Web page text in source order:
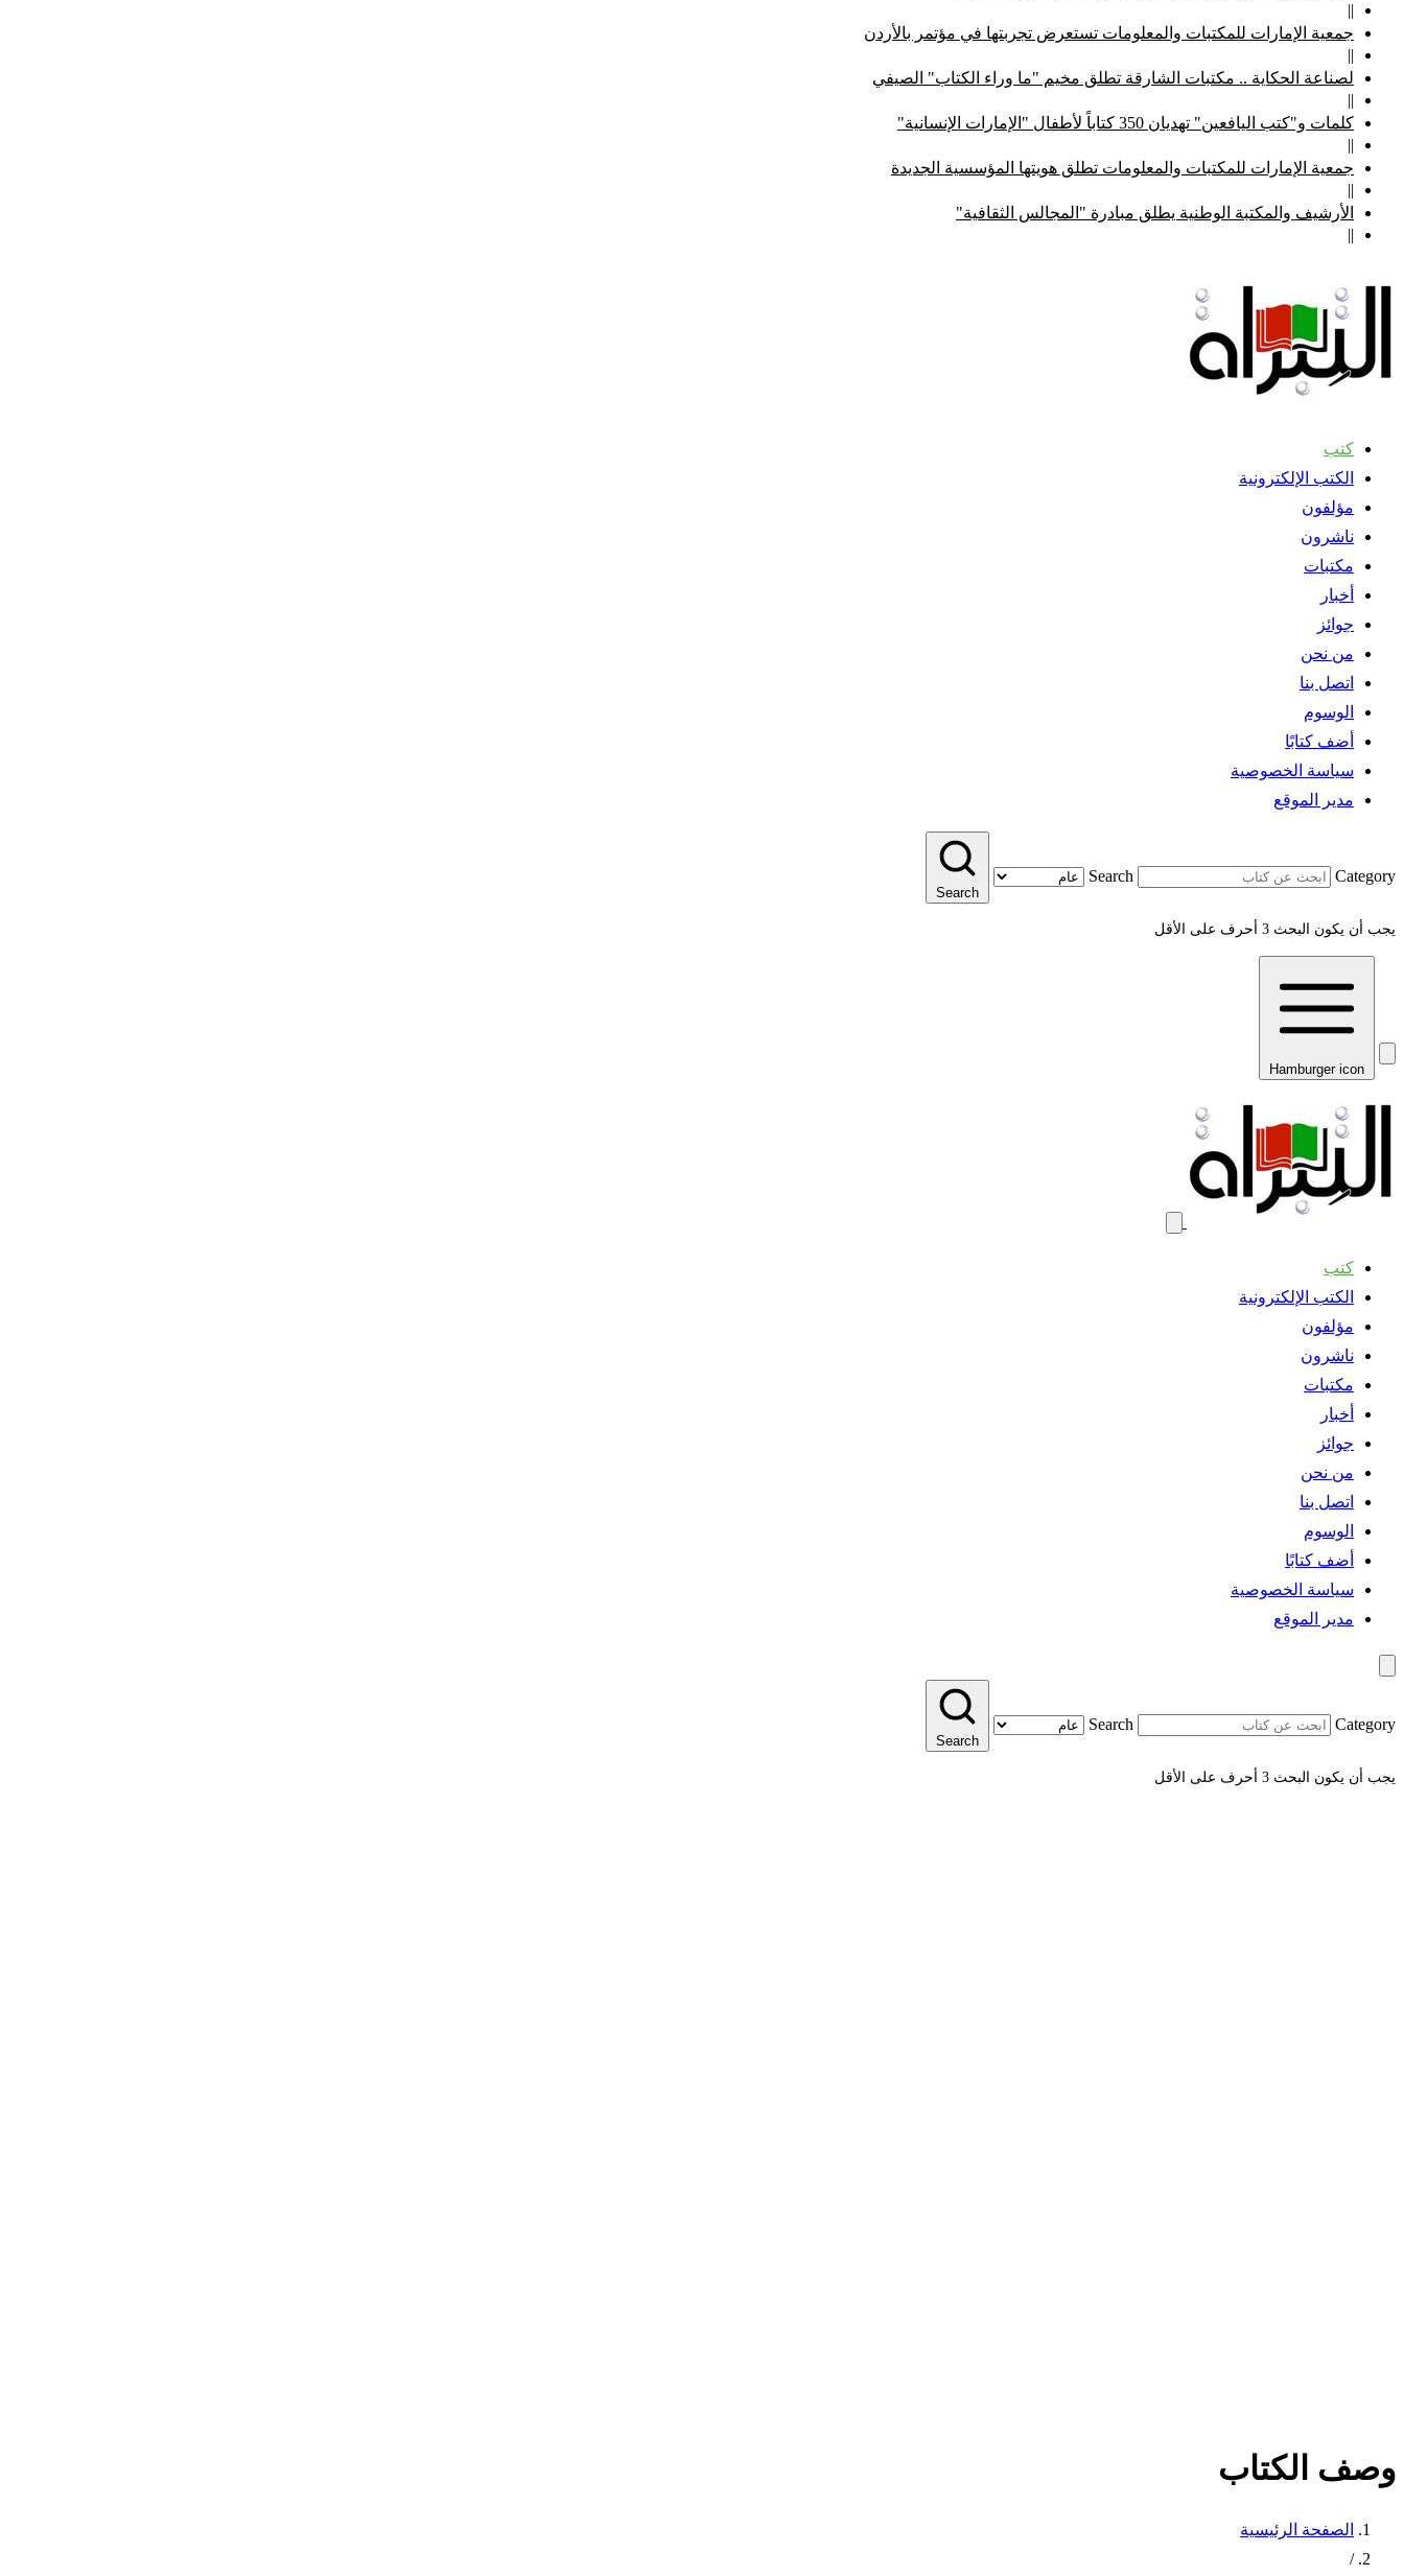
||
جمعية الإمارات للمكتبات والمعلومات تستعرض تجربتها في مؤتمر بالأردن
||
لصناعة الحكاية .. مكتبات الشارقة تطلق مخيم "ما وراء الكتاب" الصيفي
||
كلمات و"كتب اليافعين" تهديان 350 كتاباً لأطفال "الإمارات الإنسانية"
||
جمعية الإمارات للمكتبات والمعلومات تطلق هويتها المؤسسية الجديدة
||
الأرشيف والمكتبة الوطنية يطلق مبادرة "المجالس الثقافية"
||
كتب
الكتب الإلكترونية
مؤلفون
ناشرون
مكتبات
أخبار
جوائز
من نحن
اتصل بنا
الوسوم
أضف كتابًا
سياسة الخصوصية
مدير الموقع
Search Category
Search
يجب أن يكون البحث 3 أحرف على الأقل
Hamburger icon
كتب
الكتب الإلكترونية
مؤلفون
ناشرون
مكتبات
أخبار
جوائز
من نحن
اتصل بنا
الوسوم
أضف كتابًا
سياسة الخصوصية
مدير الموقع
Search Category
Search
يجب أن يكون البحث 3 أحرف على الأقل
وصف الكتاب
الصفحة الرئيسية
/